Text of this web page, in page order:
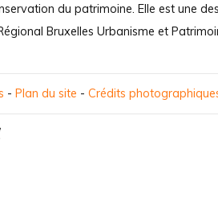
du patrimoine. Elle est une
Bruxelles Urbanisme et
- Plan du site - Crédits